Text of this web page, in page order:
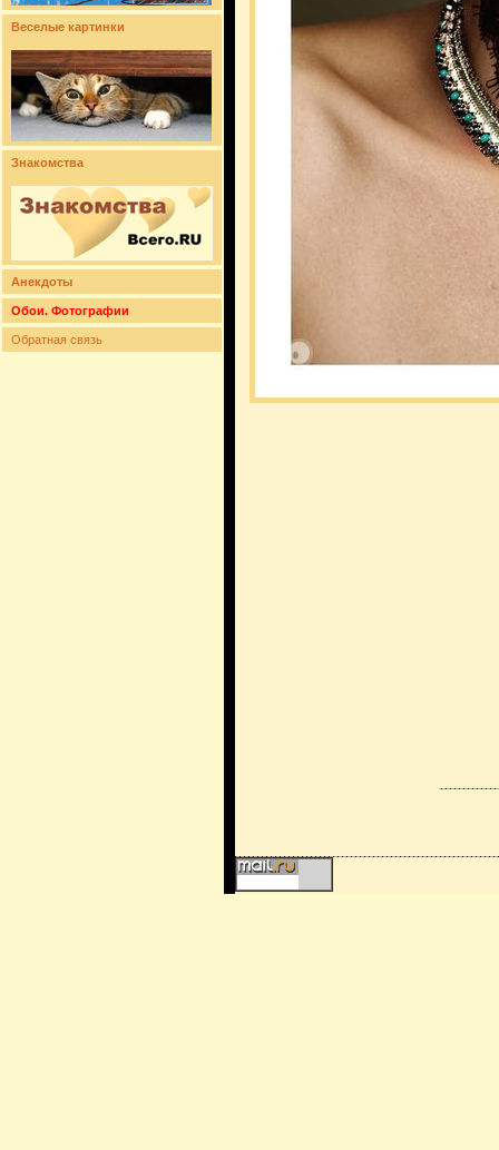
Веселые картинки
Знакомства
Анекдоты
Обои. Фотографии
Обратная связь